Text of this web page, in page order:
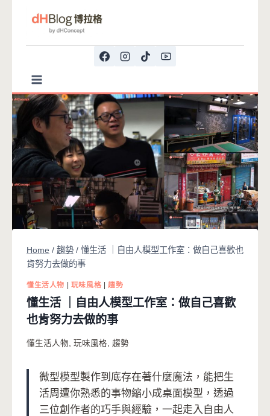
Home / 趨勢 / 懂生活 ｜自由人模型工作室：做自己喜歡也
肯努力去做的事
懂生活人物 玩味風格 趨勢
懂生活 ｜自由人模型工作室：做自己喜歡
也肯努力去做的事
懂生活人物 玩味風格 趨勢
微型模型製作到底存在著什麼魔法，能把生
活周遭你熟悉的事物縮小成桌面模型，透過
三位創作者的巧手與經驗，一起走入自由人